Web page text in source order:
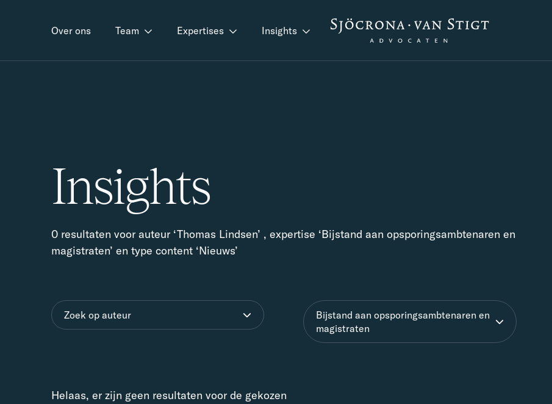
Over ons Team Expertises Insights
Insights
0 resultaten voor auteur ‘Thomas Lindsen’ , expertise ‘Bijstand aan opsporingsambtenaren en
magistraten’ en type content ‘Nieuws’
Zoek op auteur
Bijstand aan opsporingsambtenaren en
magistraten
Helaas, er zijn geen resultaten voor de gekozen